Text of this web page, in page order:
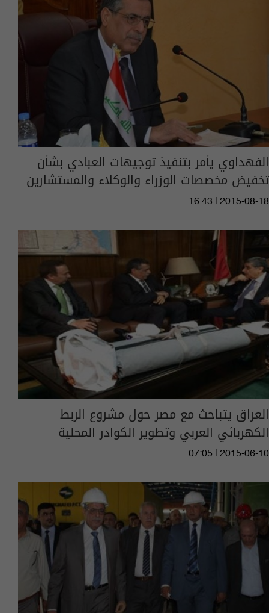
الفهداوي يأمر بتنفيذ توجيهات العبادي بشأن
تخفيض مخصصات الوزراء والوكلاء والمستشارين
16:43 | 2015-08-18
العراق يتباحث مع مصر حول مشروع الربط
الكهربائي العربي وتطوير الكوادر المحلية
07:05 | 2015-06-10